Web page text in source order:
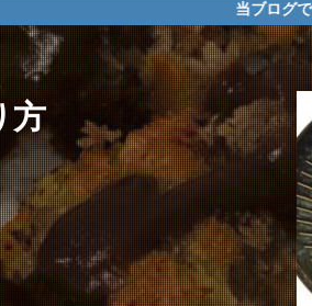
当ブログで使用中のTHE
方